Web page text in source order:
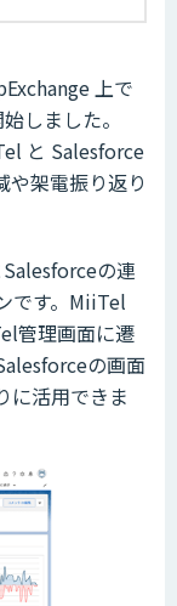
上で
しました。
と Salesforce
や架電振り返り
の連
です。MiiTel
管理画面に遷
の画面
に活用できま